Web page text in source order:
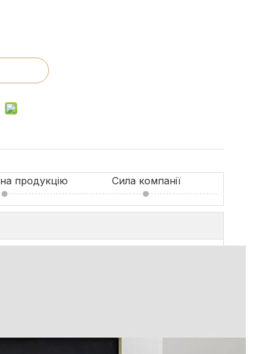
продукцію Сила компанії